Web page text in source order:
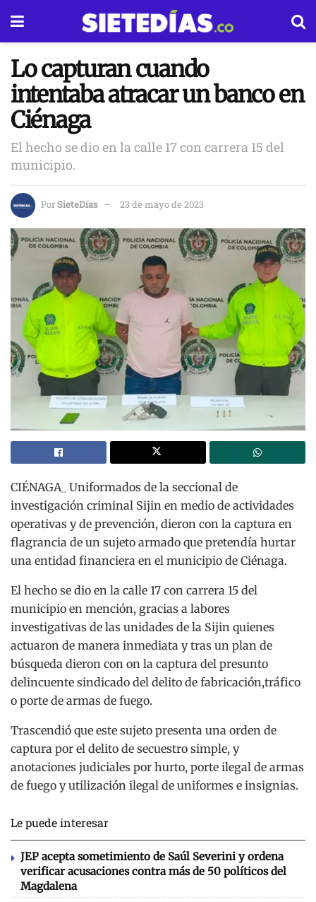
Lo capturan cuando
intentaba atracar un banco en
Ciénaga
El hecho se dio en la calle 17 con carrera 15 del
municipio.
PorSieteDías 23 de mayo de 2023
CIÉNAGA_ Uniformados de la seccional de
investigación criminal Sijin en medio de actividades
operativas y de prevención, dieron con la captura en
flagrancia de un sujeto armado que pretendía hurtar
una entidad financiera en el municipio de Ciénaga.
El hecho se dio en la calle 17 con carrera 15 del
municipio en mención, gracias a labores
investigativas de las unidades de la Sijin quienes
actuaron de manera inmediata y tras un plan de
búsqueda dieron con on la captura del presunto
delincuente sindicado del delito de fabricación,tráfico
o porte de armas de fuego.
Trascendió que este sujeto presenta una orden de
captura por el delito de secuestro simple, y
anotaciones judiciales por hurto, porte ilegal de armas
de fuego y utilización ilegal de uniformes e insignias.
Le puede interesar
JEP acepta sometimiento de Saúl Severini y ordena
verificar acusaciones contra más de 50 políticos del
Magdalena